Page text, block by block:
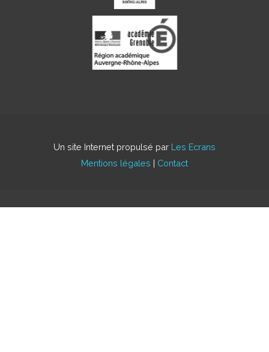
Un site Internet propulsé par Les Ecrans
Mentions légales | Contact